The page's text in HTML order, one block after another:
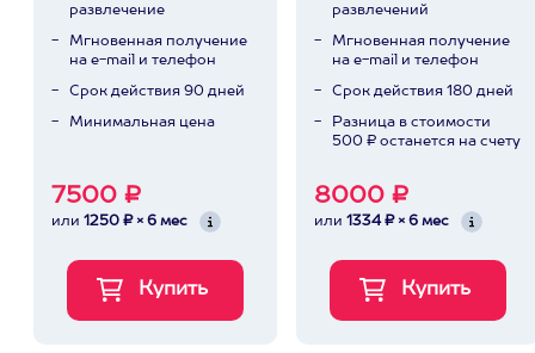
развлечение
Мгновенная получение
на e-mail и телефон
Срок действия 90 дней
Минимальная цена
7500 ₽
или 1250 ₽ × 6 мес
развлечений
Мгновенная получение
на e-mail и телефон
Срок действия 180 дней
Разница в стоимости
500 ₽ останется на счету
8000 ₽
или 1334 ₽ × 6 мес